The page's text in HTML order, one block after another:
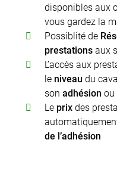
disponibles aux
vous gardez la
Possiblité de
prestations aux
L’accès aux
le niveau du
sonadhésion ou
Le prix des
de l’adhésion